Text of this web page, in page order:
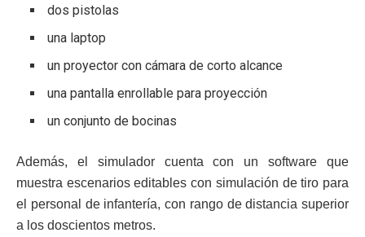
dos pistolas
una laptop
un proyector con cámara de corto alcance
una pantalla enrollable para proyección
un conjunto de bocinas
Además, el simulador cuenta con un software que
muestra escenarios editables con simulación de tiro para
el personal de infantería, con rango de distancia superior
a los doscientos metros.